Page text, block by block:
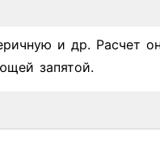
и др. Расчет
запятой.